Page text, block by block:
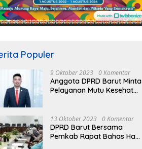
Populer
9 Oktober 2023 0 Komentar
Anggota DPRD Barut Minta
Pelayanan Mutu Kesehatan
13 Oktober 2023 0 Komentar
DPRD Barut Bersama
Pemkab Rapat Bahas Hasil